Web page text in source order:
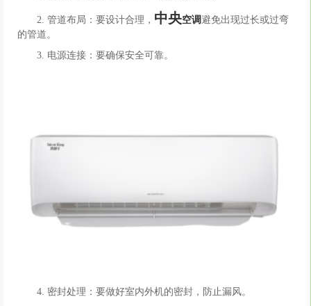
2. 管道布局：要设计合理， 中央空调避免出现过长或过弯
的管道。
3. 电源连接：要确保安全可靠。
4. 密封处理：要做好室内外机的密封，防止漏风。